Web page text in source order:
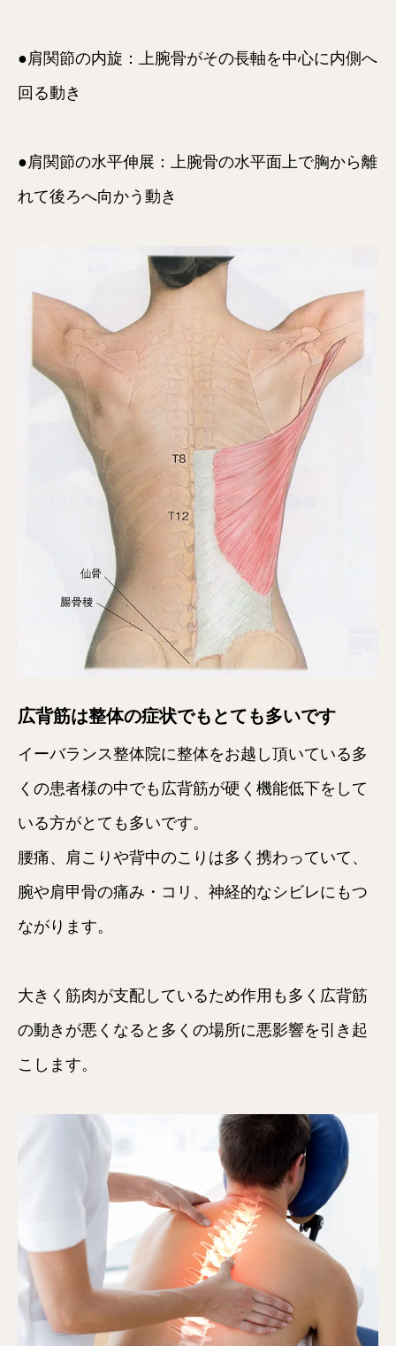
●肩関節の内旋：上腕骨がその長軸を中心に内側へ
回る動き
●肩関節の水平伸展：上腕骨の水平面上で胸から離
れて後ろへ向かう動き
広背筋は整体の症状でもとても多いです
イーバランス整体院に整体をお越し頂いている多
くの患者様の中でも広背筋が硬く機能低下をして
いる方がとても多いです。
腰痛、肩こりや背中のこりは多く携わっていて、
腕や肩甲骨の痛み・コリ、神経的なシビレにもつ
ながります。
大きく筋肉が支配しているため作用も多く広背筋
の動きが悪くなると多くの場所に悪影響を引き起
こします。